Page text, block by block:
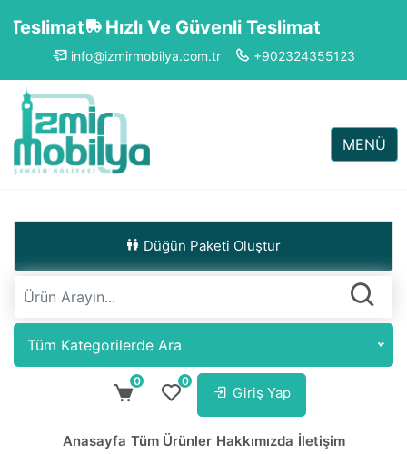
Ve Güvenli Teslimat
info@izmirmobilya.com.tr +902324355123
MENÜ
Düğün Paketi Oluştur
Tüm Kategorilerde Ara
0 0
Giriş Yap
Anasayfa Tüm Ürünler Hakkımızda İletişim